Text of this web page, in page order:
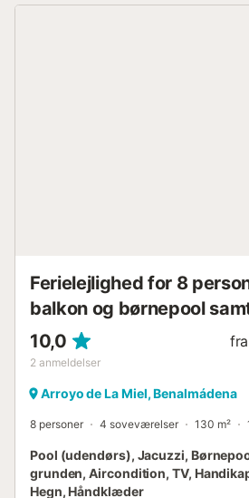
Ferielejlighed for 8
balkon og børnepool
10,0
2 anmeldelser
fra
Arroyo de La Miel, Benalmádena
8 personer 4 soveværelser 130 m²
Pool (udendørs), Jacuzzi,
grunden, Aircondition, TV,
Hegn, Håndklæder